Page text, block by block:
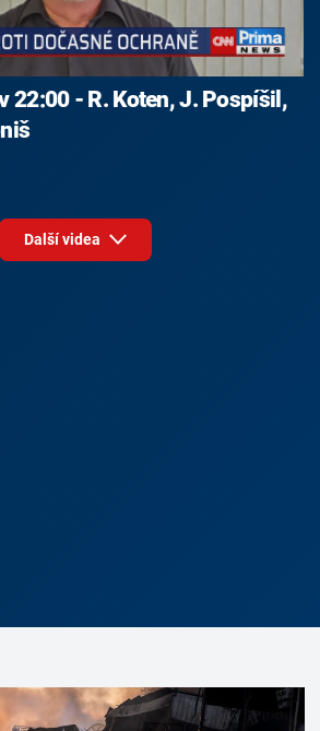
22:00 - R. Koten, J. Pospíšil,
Další videa